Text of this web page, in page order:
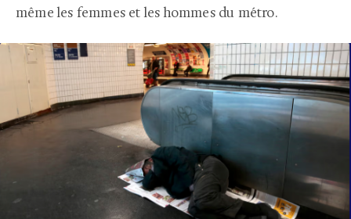
même les femmes et les hommes du métro.